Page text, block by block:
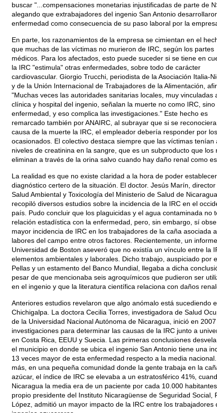
buscar "...compensaciones monetarias injustificadas de parte de
alegando que extrabajadores del ingenio San Antonio
enfermedad como consecuencia de su paso laboral por la
En parte, los razonamientos de la empresa se cimientan en el
que muchas de las víctimas no murieron de IRC, según los partes
médicos. Para los afectados, esto puede suceder si se tiene en
la IRC "estimula" otras enfermedades, sobre todo de carácter
cardiovascular. Giorgio Trucchi, periodista de la Asociación Italia-
y de la Unión Internacional de Trabajadores de la Alimentación,
"Muchas veces las autoridades sanitarias locales, muy vinculadas
clínica y hospital del ingenio, señalan la muerte no como IRC, sino
enfermedad, y eso complica las investigaciones." Este hecho es
remarcado también por ANAIRC, al subrayar que si se
causa de la muerte la IRC, el empleador debería responder por
ocasionados. El colectivo destaca siempre que las víctimas tenían
niveles de creatinina en la sangre, que es un subproducto que los
eliminan a través de la orina salvo cuando hay daño renal como
La realidad es que no existe claridad a la hora de poder
diagnóstico certero de la situación. El doctor. Jesús Marín, director
Salud Ambiental y Toxicología del Ministerio de Salud de
recopiló diversos estudios sobre la incidencia de la IRC en el
país. Pudo concluir que los plaguicidas y el agua contaminada no
relación estadística con la enfermedad, pero, sin embargo, sí
mayor incidencia de IRC en los trabajadores de la caña asociada
labores del campo entre otros factores. Recientemente, un
Universidad de Boston aseveró que no existía un vínculo entre la
elementos ambientales y laborales. Dicho trabajo, auspiciado por
Pellas y un estamento del Banco Mundial, llegaba a dicha
pesar de que mencionaba seis agroquímicos que pudieron ser
en el ingenio y que la literatura científica relaciona con daños
Anteriores estudios revelaron que algo anómalo está sucediendo
Chichigalpa. La doctora Cecilia Torres, investigadora de Salud
de la Universidad Nacional Autónoma de Nicaragua, inició en 2007
investigaciones para determinar las causas de la IRC junto a
en Costa Rica, EEUU y Suecia. Las primeras conclusiones
el municipio en donde se ubica el ingenio San Antonio tiene una
13 veces mayor de esta enfermedad respecto a la media
más, en una pequeña comunidad donde la gente trabaja en la
azúcar, el índice de IRC se elevaba a un estratosférico 41%,
Nicaragua la media era de un paciente por cada 10.000
propio presidente del Instituto Nicaragüense de Seguridad Social,
López, admitió un mayor impacto de la IRC entre los trabajadores